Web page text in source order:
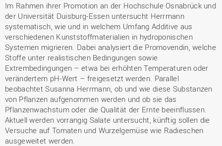
Im Rahmen ihrer Promotion an der Hochschule Osnabrück und
der Universität Duisburg-Essen untersucht Herrmann
systematisch, wie und in welchem Umfang Additive aus
verschiedenen Kunststoffmaterialien in hydroponischen
Systemen migrieren. Dabei analysiert die Promovendin, welche
Stoffe unter realistischen Bedingungen sowie
Extrembedingungen – etwa bei erhöhten Temperaturen oder
verändertem pH-Wert – freigesetzt werden. Parallel
beobachtet Susanna Herrmann, ob und wie diese Substanzen
von Pflanzen aufgenommen werden und ob sie das
Pflanzenwachstum oder die Qualität der Ernte beeinflussen.
Aktuell werden vorrangig Salate untersucht, künftig sollen die
Versuche auf Tomaten und Wurzelgemüse wie Radieschen
ausgeweitet werden.